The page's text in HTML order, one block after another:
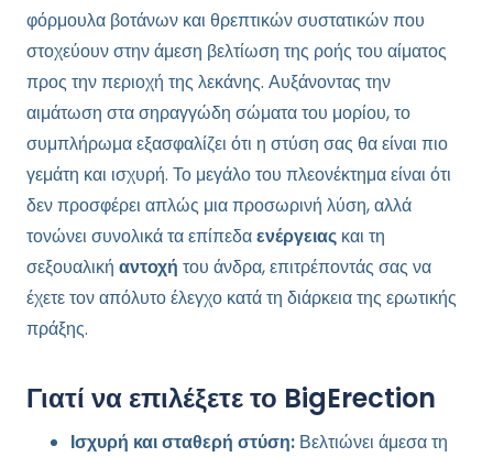
φόρμουλα βοτάνων και θρεπτικών συστατικών που
στοχεύουν στην άμεση βελτίωση της ροής του αίματος
προς την περιοχή της λεκάνης. Αυξάνοντας την
αιμάτωση στα σηραγγώδη σώματα του μορίου, το
συμπλήρωμα εξασφαλίζει ότι η στύση σας θα είναι πιο
γεμάτη και ισχυρή. Το μεγάλο του πλεονέκτημα είναι ότι
δεν προσφέρει απλώς μια προσωρινή λύση, αλλά
τονώνει συνολικά τα επίπεδαενέργειας και τη
σεξουαλική αντοχή του άνδρα, επιτρέποντάς σας να
έχετε τον απόλυτο έλεγχο κατά τη διάρκεια της ερωτικής
πράξης.
Γιατί να επιλέξετε το BigErection
Ισχυρή και σταθερή στύση: Βελτιώνει άμεσα τη